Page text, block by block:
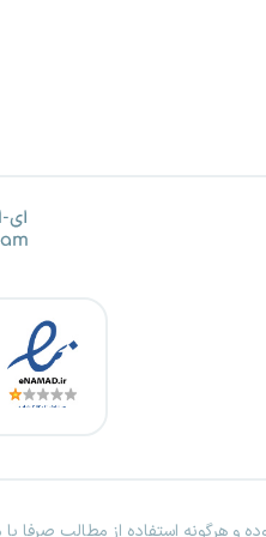
و هرگونه استفاده از مطالب صرفا